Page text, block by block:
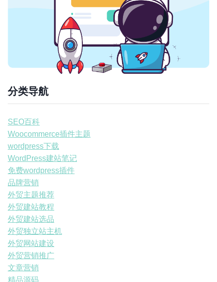
分类导航
SEO百科
Woocommerce插件主题
wordpress下载
WordPress建站笔记
免费wordpress插件
品牌营销
外贸主题推荐
外贸建站教程
外贸建站选品
外贸独立站主机
外贸网站建设
外贸营销推广
文章营销
精品源码